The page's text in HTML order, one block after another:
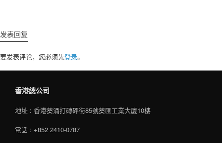
发表回复
要发表评论，您必须先登录。
香港總公司
地址 : 香港葵涌打磚砰街85號葵匯工業大廈10樓
電話 : +852 2410-0787